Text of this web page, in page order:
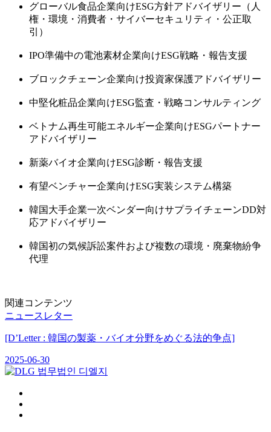
グローバル食品企業向けESG方針アドバイザリー（人
権・環境・消費者・サイバーセキュリティ・公正取
引）
IPO準備中の電池素材企業向けESG戦略・報告支援
ブロックチェーン企業向け投資家保護アドバイザリー
中堅化粧品企業向けESG監査・戦略コンサルティング
ベトナム再生可能エネルギー企業向けESGパートナー
アドバイザリー
新薬バイオ企業向けESG診断・報告支援
有望ベンチャー企業向けESG実装システム構築
韓国大手企業一次ベンダー向けサプライチェーンDD対
応アドバイザリー
韓国初の気候訴訟案件および複数の環境・廃棄物紛争
代理
関連コンテンツ
ニュースレター
[D’Letter : 韓国の製薬・バイオ分野をめぐる法的争点]
2025-06-30